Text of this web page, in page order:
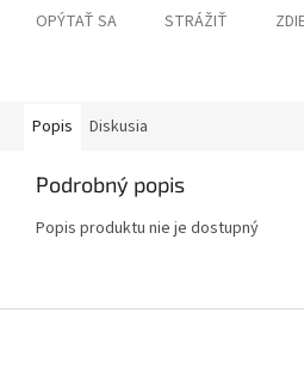
OPÝTAŤ SA STRÁŽIŤ
Popis Diskusia
Podrobný popis
Popis produktu nie je dostupný